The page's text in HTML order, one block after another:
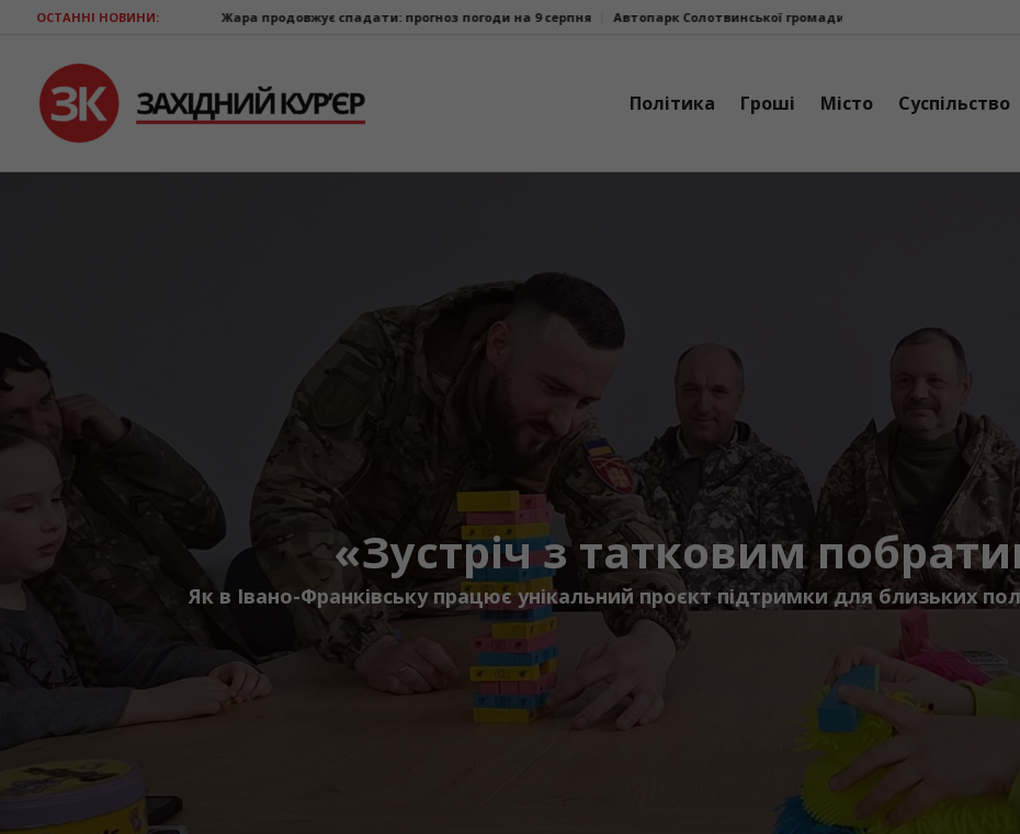
ОСТАННІ НОВИНИ:
Жара продовжує спадати: прогноз погоди на 9 серпня Автопарк Солотвинської громади поповнив ще один шкільний автобус Три сучасні
Політика Гроші Місто Суспільство
«Зустріч з татковим
Як в Івано-Франківську працює унікальний проєкт підтримки для близьких